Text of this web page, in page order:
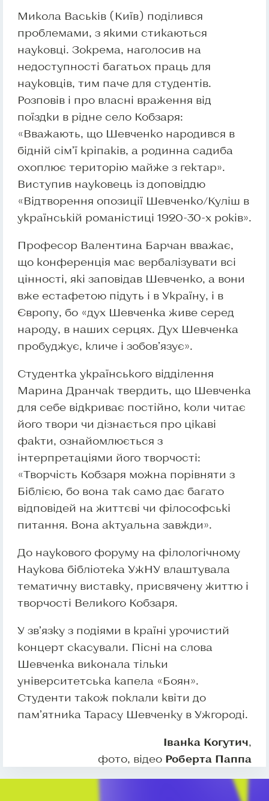
Микола Васьків (Київ) поділився
проблемами, з якими стикаються
науковці. Зокрема, наголосив на
недоступності багатьох праць для
науковців, тим паче для студентів.
Розповів і про власні враження від
поїздки в рідне село Кобзаря:
«Вважають, що Шевченко народився в
бідній сім’ї кріпаків, а родинна садиба
охоплює територію майже з гектар».
Виступив науковець із доповіддю
«Відтворення опозиції Шевченко/Куліш в
українській романістиці 1920-30-х років».
Професор Валентина Барчан вважає,
що конференція має вербалізувати всі
цінності, які заповідав Шевченко, а вони
вже естафетою підуть і в Україну, і в
Європу, бо «дух Шевченка живе серед
народу, в наших серцях. Дух Шевченка
пробуджує, кличе і зобов’язує».
Студентка українського відділення
Марина Дранчак твердить, що Шевченка
для себе відкриває постійно, коли читає
його твори чи дізнається про цікаві
факти, ознайомлюється з
інтерпретаціями його творчості:
«Творчість Кобзаря можна порівняти з
Біблією, бо вона так само дає багато
відповідей на життєві чи філософські
питання. Вона актуальна завжди».
До наукового форуму на філологічному
Наукова бібліотека УжНУ влаштувала
тематичну виставку, присвячену життю і
творчості Великого Кобзаря.
У зв’язку з подіями в країні урочистий
концерт скасували. Пісні на слова
Шевченка виконала тільки
університетська капела «Боян».
Студенти також поклали квіти до
пам’ятника Тарасу Шевченку в Ужгороді.
Іванка Когутич,
фото, відео Роберта Паппа